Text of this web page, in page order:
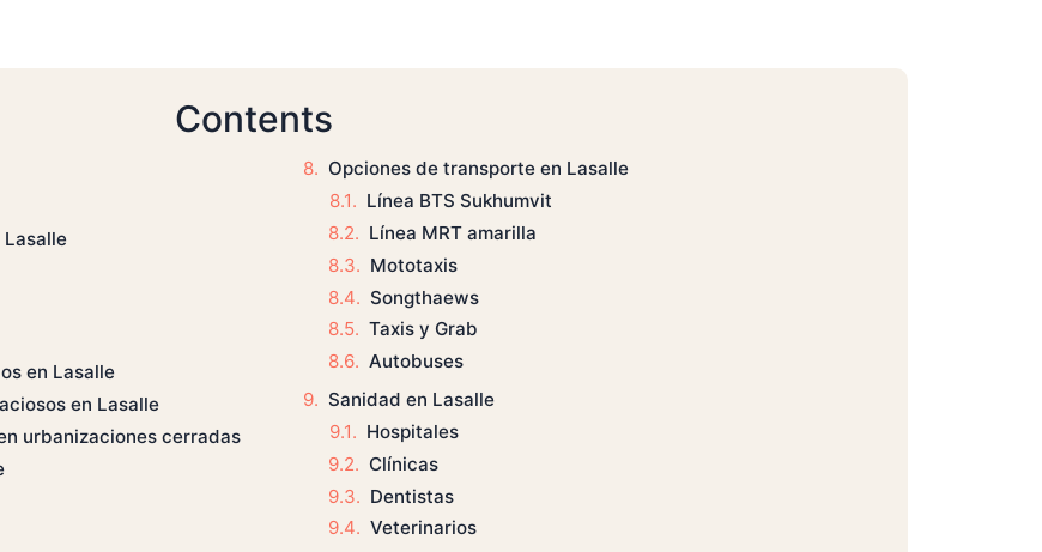
Contents
en Lasalle
en Lasalle
urbanizaciones cerradas
Opciones de transporte en Lasalle
Línea BTS Sukhumvit
Línea MRT amarilla
Mototaxis
Songthaews
Taxis y Grab
Autobuses
Sanidad en Lasalle
Hospitales
Clínicas
Dentistas
Veterinarios